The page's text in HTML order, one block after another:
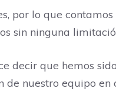
por lo que
sin ninguna
decir que hemos
nuestro equipo